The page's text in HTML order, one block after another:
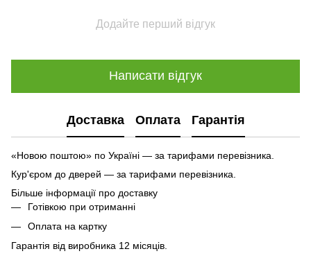
Додайте перший відгук
Написати відгук
Доставка Оплата Гарантія
«Новою поштою» по Україні — за тарифами перевізника.
Кур'єром до дверей — за тарифами перевізника.
Більше інформації про доставку
Готівкою при отриманні
Оплата на картку
Гарантія від виробника 12 місяців.